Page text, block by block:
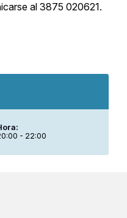
al 3875 020621.
- 22:00